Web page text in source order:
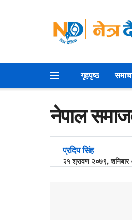
गृहपृष्ठ
नेपाल
प्रदिप सिंह
२१ श्रावण २०७९, शनिबार